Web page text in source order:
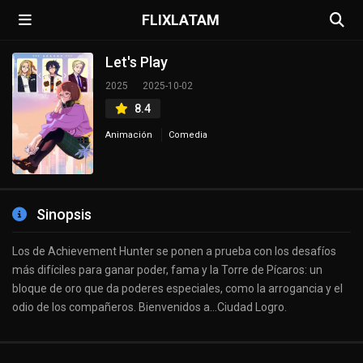
FLIXLATAM
Let's Play
2025 2025-10-02
8.4
Animación Comedia
Sinopsis
Los de Achievement Hunter se ponen a prueba con los desafíos
más difíciles para ganar poder, fama y la Torre de Pícaros: un
bloque de oro que da poderes especiales, como la arrogancia y el
odio de los compañeros. Bienvenidos a...Ciudad Logro.